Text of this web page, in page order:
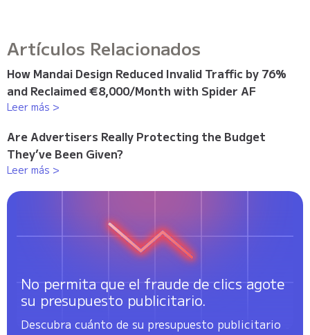
Artículos Relacionados
How Mandai Design Reduced Invalid Traffic by 76%
and Reclaimed €8,000/Month with Spider AF
Leer más >
Are Advertisers Really Protecting the Budget
They’ve Been Given?
Leer más >
No permita que el fraude de clics agote
su presupuesto publicitario.
Descubra cuánto de su presupuesto publicitario